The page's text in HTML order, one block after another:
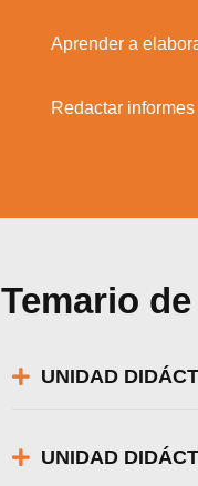
Aprender a
Redactar
Temario
UNIDAD
UNIDAD